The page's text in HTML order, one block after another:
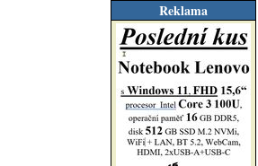
Reklama